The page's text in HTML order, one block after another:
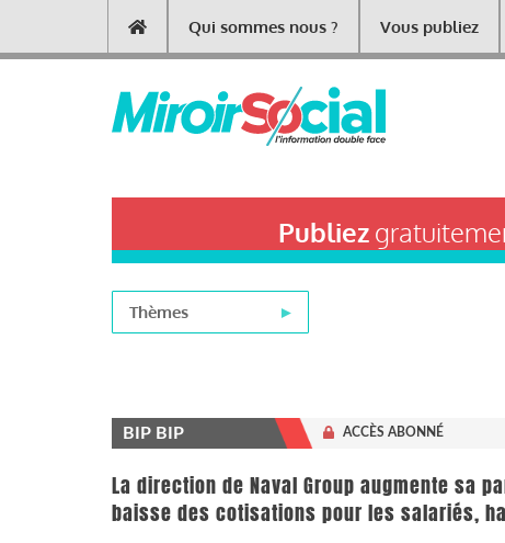
contenu
Main
navigation
Qui sommes nous ? Vous publiez
Publiez
Thèmes
BIP BIP ACCÈS ABONNÉ
La direction de Naval Group augmente sa
baisse des cotisations pour les salariés,